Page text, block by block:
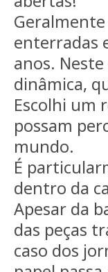
enterradas
anos.
dinâmica,
Escolhi um
possam
mundo.
É
dentro da
Apesar da
das peças
caso dos